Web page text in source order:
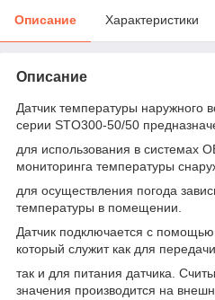
Описание Характеристики
Описание
Датчик температуры наружного
серии STO300-50/50
для использования в системах
мониторинга температуры
для осуществления погода
температуры в помещении.
Датчик подключается с помощью
который служит как для
так и для питания датчика.
значения производится на